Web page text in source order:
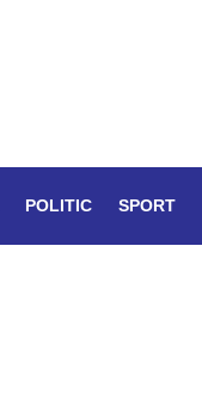
POLITIC SPORT